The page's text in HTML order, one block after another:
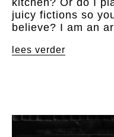
juicy fictions so
believe? I am an
lees verder